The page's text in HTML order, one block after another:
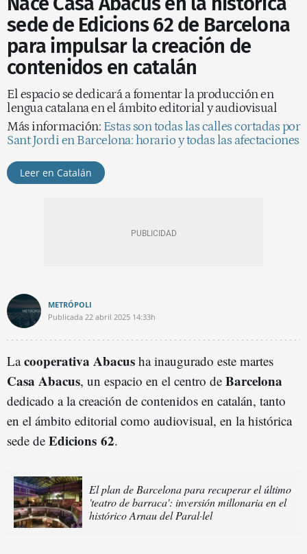
sede de Edicions 62 de Barcelona
para impulsar la creación de
contenidos en catalán
El espacio se dedicará a fomentar la producción en
lengua catalana en el ámbito editorial y audiovisual
Más información: Estas son todas las calles cortadas por
Sant Jordi en Barcelona: horario y todas las afectaciones
Leer en Catalán
METRÓPOLI
Publicada 22 abril 2025 14:33h
Lacooperativa Abacus ha inaugurado este martes
Casa Abacus, un espacio en el centro de Barcelona
dedicado a la creación de contenidos en catalán, tanto
en el ámbito editorial como audiovisual, en la histórica
sede de Edicions 62.
El plan de Barcelona para recuperar el último
'teatro de barraca': inversión millonaria en el
histórico Arnau del Paral·lel